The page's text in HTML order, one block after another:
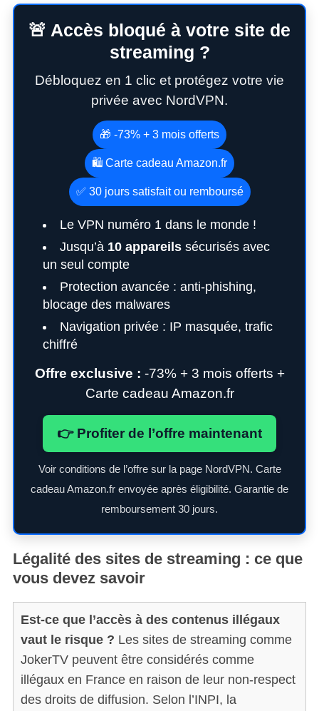
🚨 Accès bloqué à votre site de
streaming ?
Débloquez en 1 clic et protégez votre vie
privée avec NordVPN.
🎁 -73% + 3 mois offerts
🛍️ Carte cadeau Amazon.fr
✅ 30 jours satisfait ou remboursé
Le VPN numéro 1 dans le monde !
Jusqu’à 10 appareilssécurisés avec
un seul compte
Protection avancée : anti-phishing,
blocage des malwares
Navigation privée : IP masquée, trafic
chiffré
Offre exclusive : -73% + 3 mois offerts +
Carte cadeau Amazon.fr
👉 Profiter de l’offre maintenant
Voir conditions de l’offre sur la page NordVPN. Carte
cadeau Amazon.fr envoyée après éligibilité. Garantie de
remboursement 30 jours.
Légalité des sites de streaming : ce que
vous devez savoir
Est-ce que l’accès à des contenus illégaux
vaut le risque ? Les sites de streaming comme
JokerTV peuvent être considérés comme
illégaux en France en raison de leur non-respect
des droits de diffusion. Selon l’INPI, la